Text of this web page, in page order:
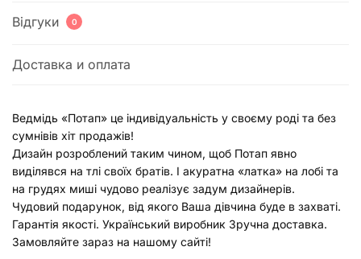
Відгуки 0
Доставка и оплата
Ведмідь «Потап» це індивідуальність у своєму роді та без
сумнівів хіт продажів!
Дизайн розроблений таким чином, щоб Потап явно
виділявся на тлі своїх братів. І акуратна «латка» на лобі та
на грудях миші чудово реалізує задум дизайнерів.
Чудовий подарунок, від якого Ваша дівчина буде в захваті.
Гарантія якості. Український виробник Зручна доставка.
Замовляйте зараз на нашому сайті!